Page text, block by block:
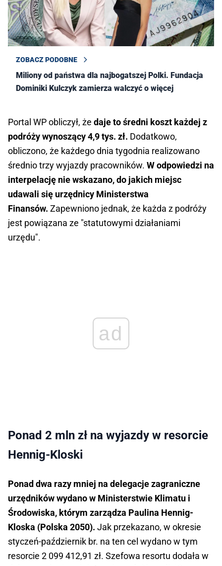
ZOBACZ PODOBNE
Miliony od państwa dla najbogatszej Polki. Fundacja
Dominiki Kulczyk zamierza walczyć o więcej
Portal WP obliczył, że daje to średni koszt każdej z
podróży wynoszący 4,9 tys. zł. Dodatkowo,
obliczono, że każdego dnia tygodnia realizowano
średnio trzy wyjazdy pracowników. W odpowiedzi na
interpelację nie wskazano, do jakich miejsc
udawali się urzędnicy Ministerstwa
Finansów. Zapewniono jednak, że każda z podróży
jest powiązana ze "statutowymi działaniami
urzędu".
ad
Ponad 2 mln zł na wyjazdy w resorcie
Hennig-Kloski
Ponad dwa razy mniej na delegacje zagraniczne
urzędników wydano w Ministerstwie Klimatu i
Środowiska, którym zarządza Paulina Hennig-
Kloska (Polska 2050). Jak przekazano, w okresie
styczeń-październik br. na ten cel wydano w tym
resorcie 2 099 412,91 zł. Szefowa resortu dodała w